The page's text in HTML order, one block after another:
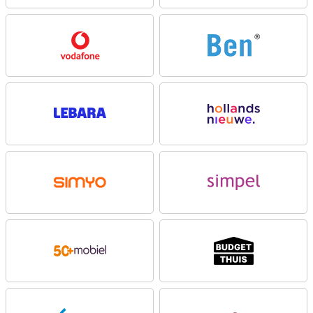
biedt naast de goede functies van de reguliere versie, zoals zes
deze editie uitgerust met een éénjarige licentie voor de uitgebreide
Samsung Knox Suite-oplossingen. Hiermee beheer je eenvoudig
apparaten en bescherm je gevoelige gegevens dankzij tools zoals
Knox Manage en het geavanceerde Knox Platform for Enterprise.
Met het 6.7-inch AMOLED-display geniet je van een mooie
scherpe en levendige beelden. Dit maakt het kijken van video’s,
schermoppervlak, zonder storende randen of inkepingen. Zelfs in
Met de Samsung Galaxy A36 maak je moeiteloos mooie foto’s in
haarscherp vast, zodat je foto’s altijd helder en levendig zijn. Wil je